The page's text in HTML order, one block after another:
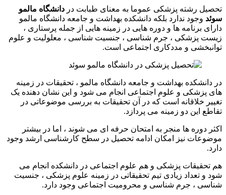
تحصیل رشته پزشکی عموما به معنای طبابت در دانشگاه مالمو
سوئد وجود ندارد بلکه دانشکده بهداشت و جامعه دانشگاه مالمو
دارای برنامه ها و دوره هایی در زمینه هایی از جمله پرستاری ،
زیست پزشکی ، جرم شناسی ، جنسیت شناسی ، معلولیت و علوم
توانبخشی و مددکاری اجتماعی است.
در دانشکده بهداشت و جامعه دانشگاه مالمو ، تحقیقات در زمینه
های پزشکی و علوم اجتماعی انجام می شود و این نشان دهنده یک
تغییر خلاقانه است که در آن تحقیقات به بررسی موضوعاتی در
تقاطع این دو زمینه می پردازد.
اکثر دوره ها منجر به امتحان حرفه ای می شوند ، اما در بیشتر
موضوعات نیز امکان ادامه تحصیل در سطح کارشناسی ارشد وجود
دارد.
هم تحقیقات پزشکی و هم علوم اجتماعی در دانشکده انجام می
شود و تعداد زیادی تیم تحقیقاتی در زمینه علوم پزشکی ، جنسیت
شناسی ، جرم شناسی و محرومیت اجتماعی وجود دارد.